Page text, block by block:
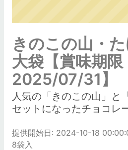
きのこの山・
大袋【賞味期限
2025/07/31】
人気の「きのこの山」と
セットになったチョコレ
提供開始日: 2024-10-18
8袋入